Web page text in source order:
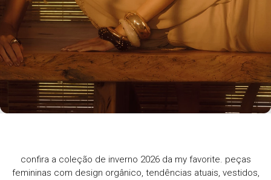
confira a coleção de inverno 2026 da my favorite. peças
femininas com design orgânico, tendências atuais, vestidos,